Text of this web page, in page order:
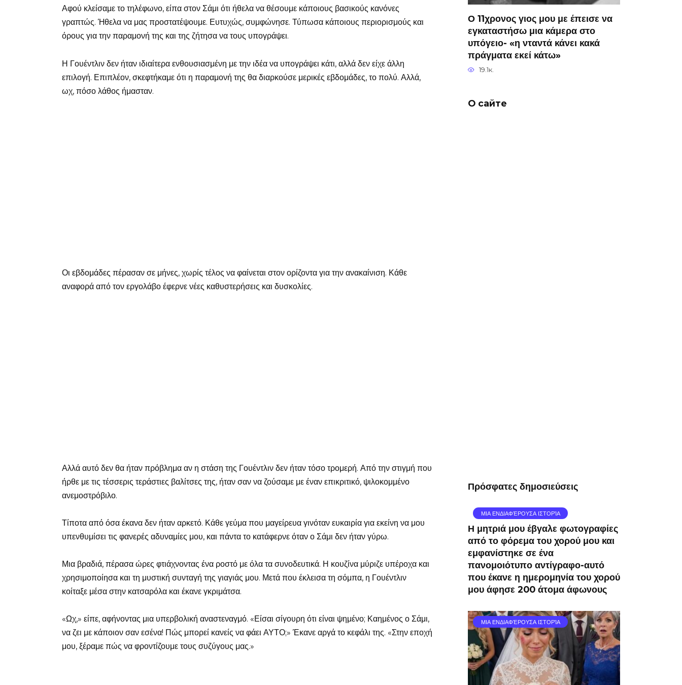
Αφού κλείσαμε το τηλέφωνο, είπα στον Σάμι ότι ήθελα να θέσουμε κάποιους βασικούς κανόνες
γραπτώς. Ήθελα να μας προστατέψουμε. Ευτυχώς, συμφώνησε. Τύπωσα κάποιους περιορισμούς και
όρους για την παραμονή της και της ζήτησα να τους υπογράψει.
Η Γουέντλιν δεν ήταν ιδιαίτερα ενθουσιασμένη με την ιδέα να υπογράψει κάτι, αλλά δεν είχε άλλη
επιλογή. Επιπλέον, σκεφτήκαμε ότι η παραμονή της θα διαρκούσε μερικές εβδομάδες, το πολύ. Αλλά,
ωχ, πόσο λάθος ήμασταν.
Οι εβδομάδες πέρασαν σε μήνες, χωρίς τέλος να φαίνεται στον ορίζοντα για την ανακαίνιση. Κάθε
αναφορά από τον εργολάβο έφερνε νέες καθυστερήσεις και δυσκολίες.
Αλλά αυτό δεν θα ήταν πρόβλημα αν η στάση της Γουέντλιν δεν ήταν τόσο τρομερή. Από την στιγμή που
ήρθε με τις τέσσερις τεράστιες βαλίτσες της, ήταν σαν να ζούσαμε με έναν επικριτικό, ψιλοκομμένο
ανεμοστρόβιλο.
Τίποτα από όσα έκανα δεν ήταν αρκετό. Κάθε γεύμα που μαγείρευα γινόταν ευκαιρία για εκείνη να μου
υπενθυμίσει τις φανερές αδυναμίες μου, και πάντα το κατάφερνε όταν ο Σάμι δεν ήταν γύρω.
Μια βραδιά, πέρασα ώρες φτιάχνοντας ένα ροστό με όλα τα συνοδευτικά. Η κουζίνα μύριζε υπέροχα και
χρησιμοποίησα και τη μυστική συνταγή της γιαγιάς μου. Μετά που έκλεισα τη σόμπα, η Γουέντλιν
κοίταξε μέσα στην κατσαρόλα και έκανε γκριμάτσα.
«Ωχ,» είπε, αφήνοντας μια υπερβολική αναστεναγμό. «Είσαι σίγουρη ότι είναι ψημένο; Καημένος ο Σάμι,
να ζει με κάποιον σαν εσένα! Πώς μπορεί κανείς να φάει ΑΥΤΟ;» Έκανε αργά το κεφάλι της. «Στην εποχή
μου, ξέραμε πώς να φροντίζουμε τους συζύγους μας.»
Ο 11χρονος γιος μου με έπεισε να
εγκαταστήσω μια κάμερα στο
υπόγειο- «η νταντά κάνει κακά
πράγματα εκεί κάτω»
19.1к.
О сайте
Πρόσφατες δημοσιεύσεις
ΜΙΑ ΕΝΔΙΑΦΈΡΟΥΣΑ ΙΣΤΟΡΊΑ
Η μητριά μου έβγαλε φωτογραφίες
από το φόρεμα του χορού μου και
εμφανίστηκε σε ένα
πανομοιότυπο αντίγραφο-αυτό
που έκανε η ημερομηνία του χορού
μου άφησε 200 άτομα άφωνους
ΜΙΑ ΕΝΔΙΑΦΈΡΟΥΣΑ ΙΣΤΟΡΊΑ